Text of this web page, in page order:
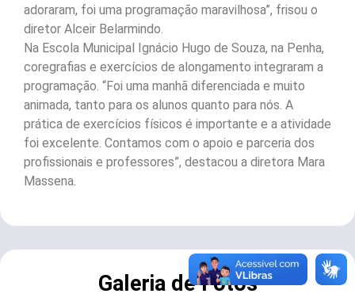
adoraram, foi uma programação maravilhosa”, frisou o
diretor Alceir Belarmindo.
Na Escola Municipal Ignácio Hugo de Souza, na Penha,
coregrafias e exercícios de alongamento integraram a
programação. “Foi uma manhã diferenciada e muito
animada, tanto para os alunos quanto para nós. A
prática de exercícios físicos é importante e a atividade
foi excelente. Contamos com o apoio e parceria dos
profissionais e professores”, destacou a diretora Mara
Massena.
Galeria de Fotos